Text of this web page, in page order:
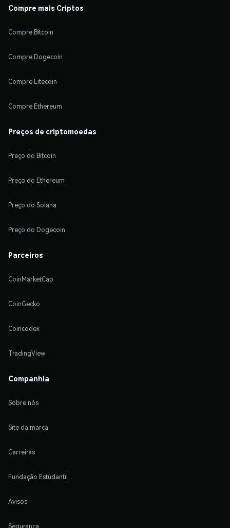
Compre mais Criptos
Compre Bitcoin
Compre Dogecoin
Compre Litecoin
Compre Ethereum
Preços de criptomoedas
Preço do Bitcoin
Preço do Ethereum
Preço do Solana
Preço do Dogecoin
Parceiros
CoinMarketCap
CoinGecko
Coincodex
TradingView
Companhia
Sobre nós
Site da marca
Carreiras
Fundação Estudantil
Avisos
Segurança